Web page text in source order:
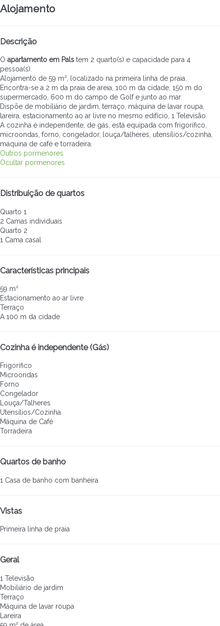
Alojamento
Descrição
O apartamento em Pals tem 2 quarto(s) e capacidade para 4
pessoa(s).
Alojamento de 59 m², localizado na primeira linha de praia.
Encontra-se a 2 m da praia de areia, 100 m da cidade, 150 m do
supermercado, 600 m do campo de Golf e junto ao mar.
Dispõe de mobiliário de jardim, terraço, máquina de lavar roupa,
lareira, estacionamento ao ar livre no mesmo edifício, 1 Televisão.
A cozinha é independente, de gás, está equipada com frigorífico,
microondas, forno, congelador, louça/talheres, utensílios/cozinha,
máquina de café e torradeira.
Outros pormenores
Ocultar pormenores
Distribuição de quartos
Quarto 1
2 Camas individuais
Quarto 2
1 Cama casal
Características principais
59 m²
Estacionamento ao ar livre
Terraço
A 100 m da cidade
Cozinha é independente (Gás)
Frigorífico
Microondas
Forno
Congelador
Louça/Talheres
Utensílios/Cozinha
Máquina de Café
Torradeira
Quartos de banho
1 Casa de banho com banheira
Vistas
Primeira linha de praia
Geral
1 Televisão
Mobiliário de jardim
Terraço
Máquina de lavar roupa
Lareira